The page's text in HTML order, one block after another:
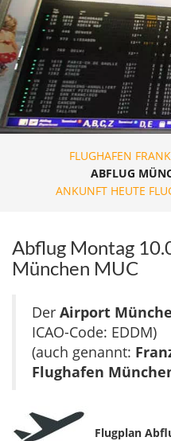
FLUGHAFEN
ABFLUG
ANKUNFT HEUTE
Abflug Montag
München MUC
Der Airport
ICAO-Code: EDDM)
(auch genannt:
Flughafen
Flugplan